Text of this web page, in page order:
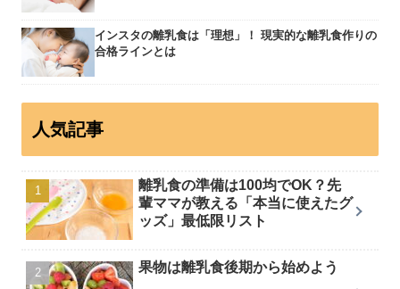
インスタの離乳食は「理想」！ 現実的な離乳食作りの
合格ラインとは
人気記事
離乳食の準備は100均でOK？先
輩ママが教える「本当に使えたグ
ッズ」最低限リスト
果物は離乳食後期から始めよう